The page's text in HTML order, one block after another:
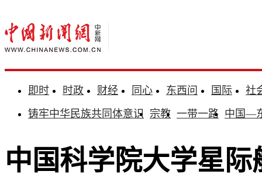
即时 时政 财经 同心 东西问 国际
社
铸牢中华民族共同体意识 宗教 一带一路 中国—
中国科学院大学星